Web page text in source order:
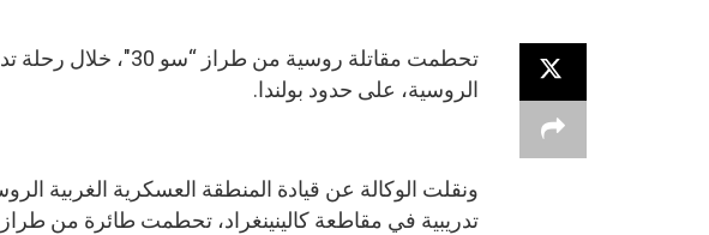
تحطمت مقاتلة روسية من
الروسية، على حدود بولندا.
ونقلت الوكالة عن قيادة المنطقة العسكرية الغربية